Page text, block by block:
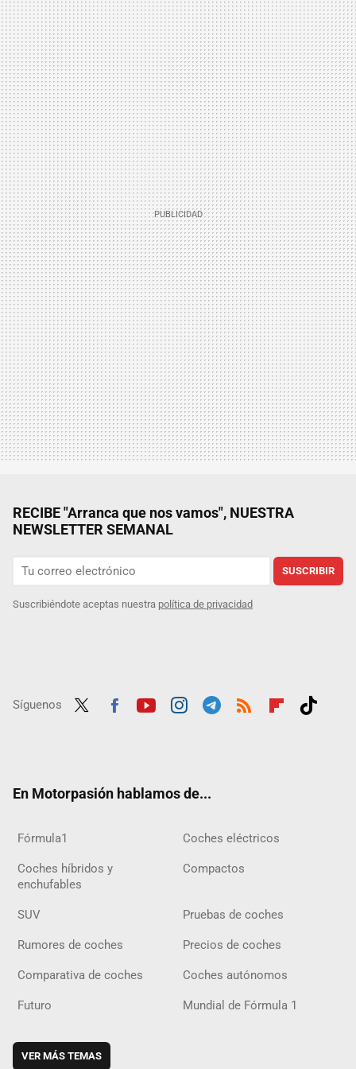
RECIBE "Arranca que nos vamos", NUESTRA
NEWSLETTER SEMANAL
SUSCRIBIR
Suscribiéndote aceptas nuestra política de privacidad
Síguenos
En Motorpasión hablamos de...
Fórmula1 Coches eléctricos
Coches híbridos y
enchufables
Compactos
SUV Pruebas de coches
Rumores de coches Precios de coches
Comparativa de coches Coches autónomos
Futuro Mundial de Fórmula 1
VER MÁS TEMAS